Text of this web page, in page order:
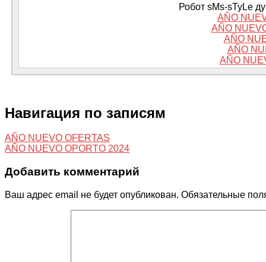
Робот sMs-sTyLe
AÑO
AÑO
AÑO
AÑO
AÑO
Навигация по записям
AÑO NUEVO OFERTAS
AÑO NUEVO OPORTO 2024
Добавить комментарий
Ваш адрес email не будет опубликован. Обязательные